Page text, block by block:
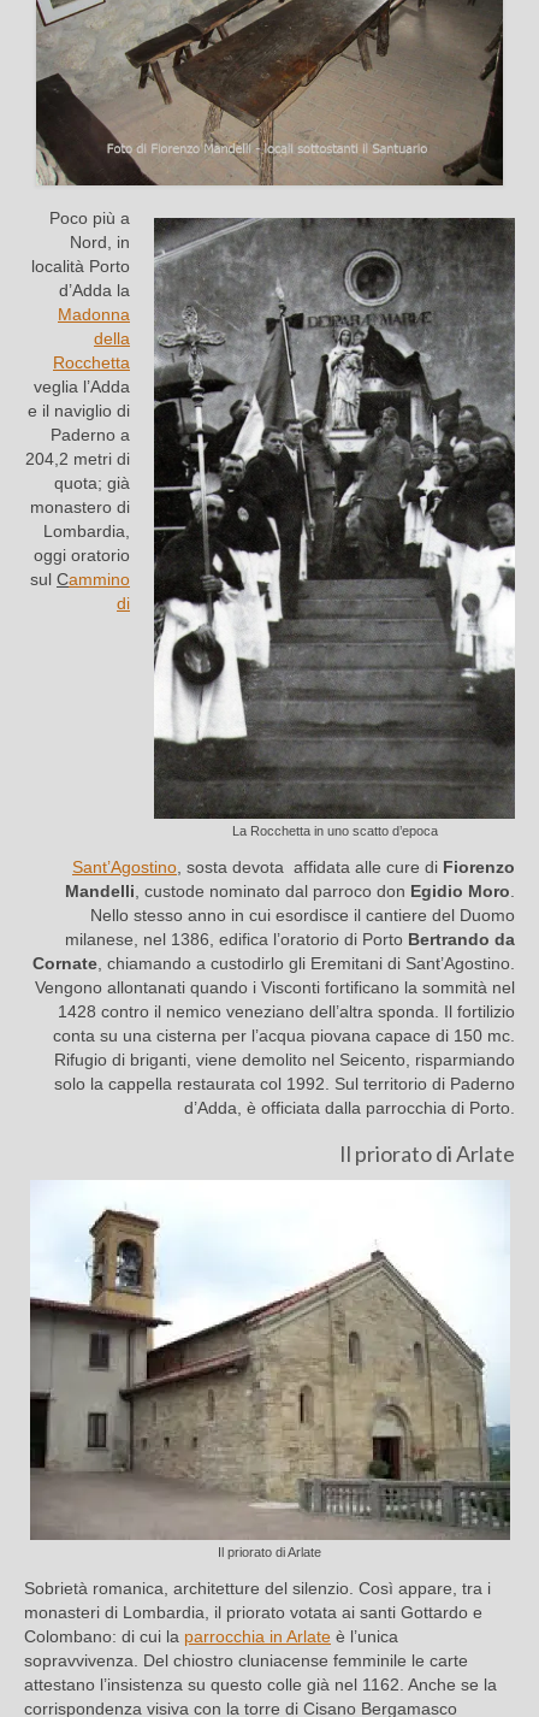
La Rocchetta in uno scatto d’epoca
Poco più a
Nord, in
località Porto
d’Adda la
Madonna
della
Rocchetta
veglia l’Adda
e il naviglio di
Paderno a
204,2 metri di
quota; già
monastero di
Lombardia,
oggi oratorio
sul Cammino
di
Sant’Agostino , sosta devota affidata alle cure di Fiorenzo
Mandelli , custode nominato dal parroco don Egidio Moro
Nello stesso anno in cui esordisce il cantiere del Duomo
milanese, nel 1386, edifica l’oratorio di Porto Bertrando da
Cornate , chiamando a custodirlo gli Eremitani di Sant’Agostino.
Vengono allontanati quando i Visconti fortificano la sommità nel
1428 contro il nemico veneziano dell’altra sponda. Il fortilizio
conta su una cisterna per l’acqua piovana capace di 150 mc.
Rifugio di briganti, viene demolito nel Seicento, risparmiando
solo la cappella restaurata col 1992. Sul territorio di Paderno
d’Adda, è officiata dalla parrocchia di Porto.
Il priorato di Arlate
Il priorato di Arlate
Sobrietà romanica, architetture del silenzio. Così appare, tra i
monasteri di Lombardia, il priorato votata ai santi Gottardo e
Colombano: di cui la parrocchia in Arlate è l’unica
sopravvivenza. Del chiostro cluniacense femminile le carte
attestano l’insistenza su questo colle già nel 1162. Anche se la
corrispondenza visiva con la torre di Cisano Bergamasco